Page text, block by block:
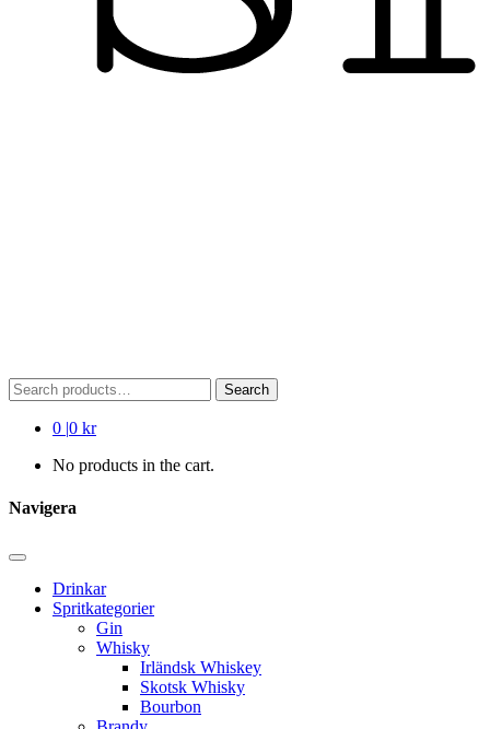
Search
for:
Search
0 |0 kr
No products in the cart.
Navigera
Drinkar
Spritkategorier
Gin
Whisky
Irländsk Whiskey
Skotsk Whisky
Bourbon